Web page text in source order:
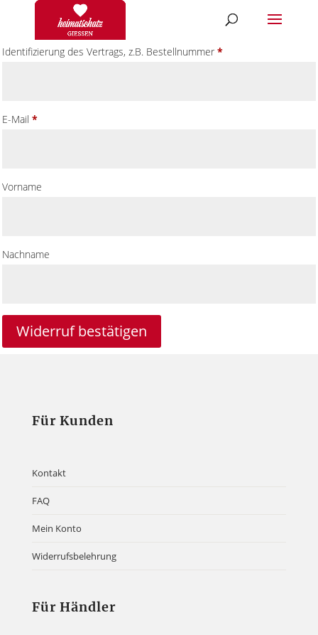
Identifizierung des Vertrags, z.B. Bestellnummer *
E-Mail *
E-
Vorname
Nachname
Widerruf bestätigen
Für Kunden
Kontakt
FAQ
Mein Konto
Widerrufsbelehrung
Für Händler